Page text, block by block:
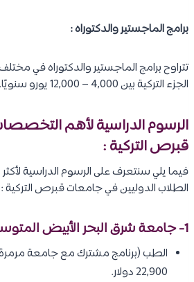
برامج الماجستير والدكتوراه :
تتراوح برامج الماجستير والدكتوراه في
الجزء التركية بين 4,000 – 12,000 يورو سنويًا.
الرسوم الدراسية لأهم
قبرص التركية :
فيما يلي سنتعرف على الرسوم الدراسية
الطلاب الدوليين في جامعات قبرص التركية :
1- جامعة شرق البحر الأبيض المتوسط ​​(EMU) :
الطب (برنامج مشترك مع جامعة مرمرة،
22,900 دولار.